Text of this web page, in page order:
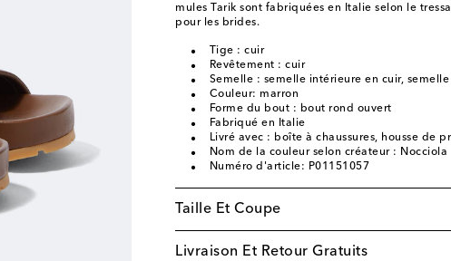
mules Tarik sont fabriquées en Italie selon le
pour les brides.
Tige : cuir
Revêtement : cuir
Semelle : semelle intérieure en cuir,
Couleur: marron
Forme du bout : bout rond ouvert
Fabriqué en Italie
Livré avec : boîte à chaussures, housse de
Nom de la couleur selon créateur : Nocciola
Numéro d'article: P01151057
Taille Et Coupe
Livraison Et Retour Gratuits